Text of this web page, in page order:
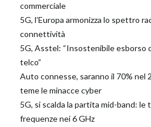
commerciale
5G, l’Europa armonizza lo spettro
connettività
5G, Asstel: “Insostenibile esborso
telco”
Auto connesse, saranno il 70% nel
teme le minacce cyber
5G, si scalda la partita mid-band:
frequenze nei 6 GHz